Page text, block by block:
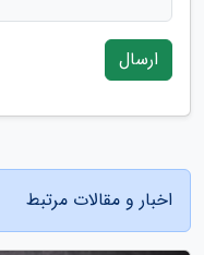
ارسال
اخبار و مقالات مرتبط